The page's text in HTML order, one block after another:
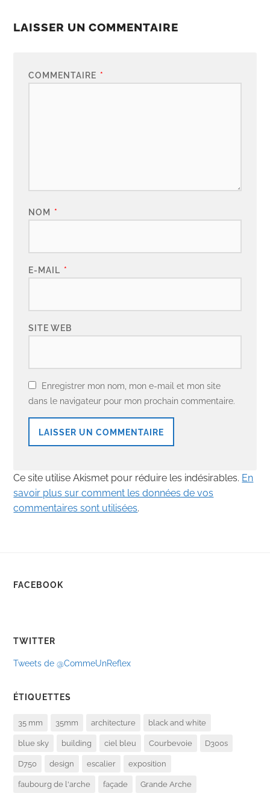
LAISSER UN COMMENTAIRE
COMMENTAIRE *
NOM *
E-MAIL *
SITE WEB
Enregistrer mon nom, mon e-mail et mon site
dans le navigateur pour mon prochain commentaire.
Ce site utilise Akismet pour réduire les indésirables. En
savoir plus sur comment les données de vos
commentaires sont utilisées.
FACEBOOK
TWITTER
Tweets de @CommeUnReflex
ÉTIQUETTES
35 mm 35mm architecture black and white
blue sky building ciel bleu Courbevoie D300s
D750 design escalier exposition
faubourg de l'arche façade Grande Arche